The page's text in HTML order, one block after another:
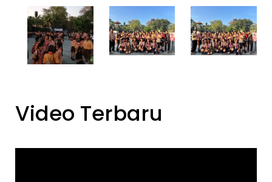
Video Terbaru